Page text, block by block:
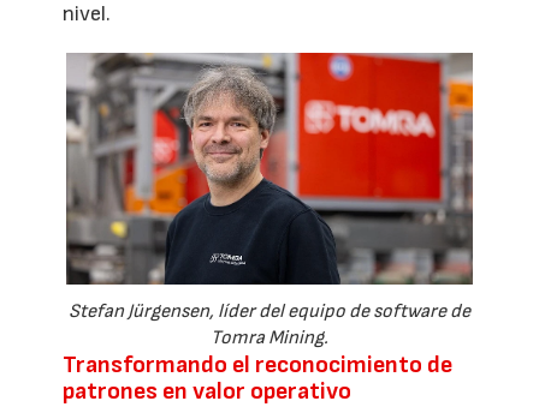
nivel.
Stefan Jürgensen, líder del equipo de software de
Tomra Mining.
Transformando el reconocimiento de
patrones en valor operativo